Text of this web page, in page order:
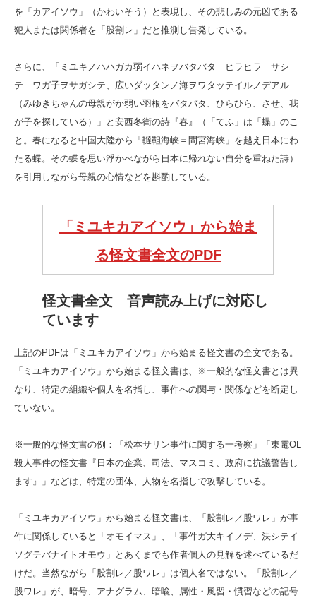
を「カアイソウ」（かわいそう）と表現し、その悲しみの元凶である
犯人または関係者を「股割レ」だと推測し告発している。
さらに、「ミユキノハハガカ弱イハネヲバタバタ ヒラヒラ サシ
テ ワガ子ヲサガシテ、広いダッタンノ海ヲワタッテイルノデアル
（みゆきちゃんの母親がか弱い羽根をバタバタ、ひらひら、させ、我
が子を探している）」と安西冬衛の詩『春』（「てふ」は「蝶」のこ
と。春になると中国大陸から「韃靼海峡＝間宮海峡」を越え日本にわ
たる蝶。その蝶を思い浮かべながら日本に帰れない自分を重ねた詩）
を引用しながら母親の心情などを斟酌している。
「ミユキカアイソウ」から始ま
る怪文書全文のPDF
怪文書全文
音声読み上げに対応し
ています
上記のPDFは「ミユキカアイソウ」から始まる怪文書の全文である。
「ミユキカアイソウ」から始まる怪文書は、※一般的な怪文書とは異
なり、特定の組織や個人を名指し、事件への関与・関係などを断定し
ていない。
※一般的な怪文書の例：「松本サリン事件に関する一考察」「東電OL
殺人事件の怪文書『日本の企業、司法、マスコミ、政府に抗議警告し
ます』」などは、特定の団体、人物を名指しで攻撃している。
「ミユキカアイソウ」から始まる怪文書は、「股割レ／股ワレ」が事
件に関係していると「オモイマス」、「事件ガ大キイノデ、決シテイ
ソグテバナイトオモウ」とあくまでも作者個人の見解を述べているだ
けだ。当然ながら「股割レ／股ワレ」は個人名ではない。「股割レ／
股ワレ」が、暗号、アナグラム、暗喩、属性・風習・慣習などの記号